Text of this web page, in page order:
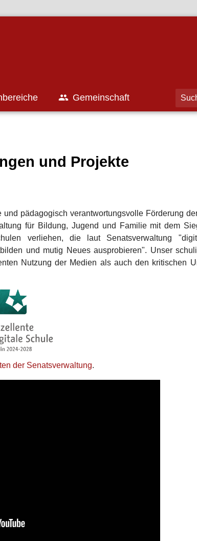
 Gemeinschaft
und Projekte
pädagogisch verantwortungsvolle Förderung
für Bildung, Jugend und Familie mit dem
verliehen, die laut Senatsverwaltung
und mutig Neues ausprobieren". Unser
Nutzung der Medien als auch den kritischen
der Senatsverwaltung.